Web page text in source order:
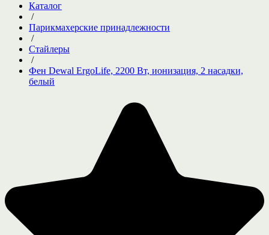
Каталог
/
Парикмахерские принадлежности
/
Стайлеры
/
Фен Dewal ErgoLife, 2200 Вт, ионизация, 2 насадки,
белый